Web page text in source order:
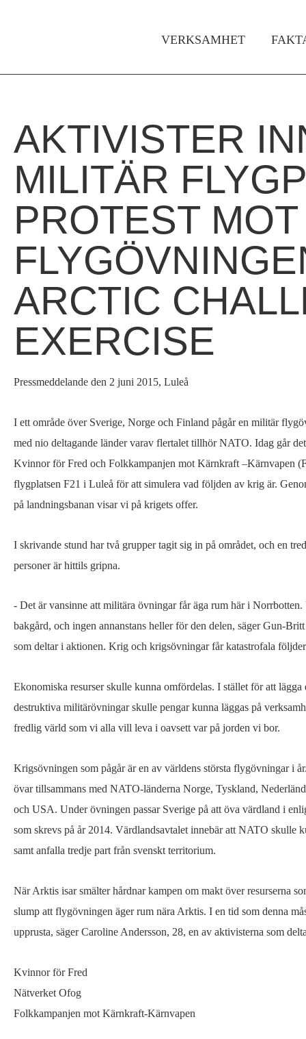
Huvudmeny
VERKSAMHET
Du
är
här
Hem
›
För
›
Pressmeddelanden
›
Aktivister
inne
på
militär
flygplats
AKTIVISTER
MILITÄR
PROTEST MOT
ARCTIC
EXERCISE
Pressmeddelande den 2 juni 2015, Luleå
I ett område över Sverige, Norge och Finland pågår en militär
med nio deltagande länder varav flertalet tillhör NATO. Idag går
Kvinnor för Fred och Folkkampanjen mot Kärnkraft –Kärnvapen
flygplatsen F21 i Luleå för att simulera vad följden av krig är.
på landningsbanan visar vi på krigets offer.
I skrivande stund har två grupper tagit sig in på området, och en
personer är hittils gripna.
- Det är vansinne att militära övningar får äga rum här i
bakgård, och ingen annanstans heller för den delen, säger Gun-
som deltar i aktionen. Krig och krigsövningar får katastrofala
Ekonomiska resurser skulle kunna omfördelas. I stället för att lägga
destruktiva militärövningar skulle pengar kunna läggas på
fredlig värld som vi alla vill leva i oavsett var på jorden vi bor.
Krigsövningen som pågår är en av världens största flygövningar i
övar tillsammans med NATO-länderna Norge, Tyskland,
och USA. Under övningen passar Sverige på att öva värdland i
som skrevs på år 2014. Värdlandsavtalet innebär att NATO skulle
samt anfalla tredje part från svenskt territorium.
När Arktis isar smälter hårdnar kampen om makt över resurserna
slump att flygövningen äger rum nära Arktis. I en tid som denna
upprusta, säger Caroline Andersson, 28, en av aktivisterna som
Kvinnor för Fred
Nätverket Ofog
Folkkampanjen mot Kärnkraft-Kärnvapen